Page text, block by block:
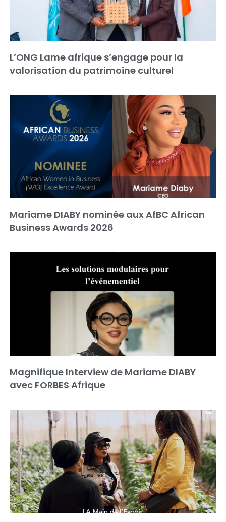
L’ONG Lame afrique s’engage pour la
valorisation du patrimoine culturel
Mariame DIABY nominée aux AfBC African
Business Awards 2026
Magnifique Interview de Mariame DIABY
avec FORBES Afrique